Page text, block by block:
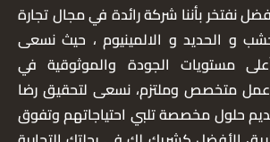
نفتخر بأننا شركة رائدة في مجال تجارة
و الحديد و الالمينيوم ، حيث نسعى
مستويات الجودة والموثوقية في
عمل متخصص وملتزم، نسعى لتحقيق رضا
حلول مخصصة تلبي احتياجاتهم وتفوق